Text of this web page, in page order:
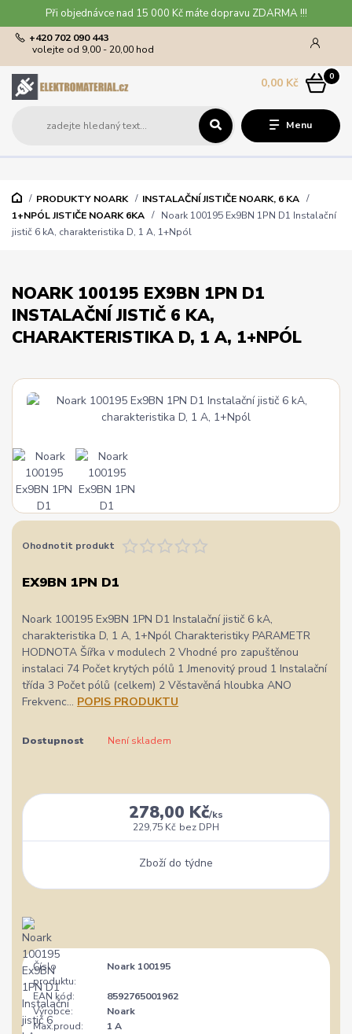
Při objednávce nad 15 000 Kč máte dopravu ZDARMA !!!
Menu
+420 702 090 443
volejte od 9,00 - 20,00 hod
0
0,00 Kč
PRODUKTY NOARK
INSTALAČNÍ JISTIČE NOARK, 6 KA
1+NPÓL JISTIČE NOARK 6KA
Noark 100195 Ex9BN 1PN D1 Instalační
jistič 6 kA, charakteristika D, 1 A, 1+Npól
NOARK 100195 EX9BN 1PN D1
INSTALAČNÍ JISTIČ 6 KA,
CHARAKTERISTIKA D, 1 A, 1+NPÓL
Ohodnotit produkt
EX9BN 1PN D1
Noark 100195 Ex9BN 1PN D1 Instalační jistič 6 kA,
charakteristika D, 1 A, 1+Npól Charakteristiky PARAMETR
HODNOTA Šířka v modulech 2 Vhodné pro zapuštěnou
instalaci 74 Počet krytých pólů 1 Jmenovitý proud 1 Instalační
třída 3 Počet pólů (celkem) 2 Věstavěná hloubka ANO
Frekvenc... POPIS PRODUKTU
Dostupnost Není skladem
278,00 Kč/ks
229,75 Kč bez DPH
Zboží do týdne
Číslo
produktu:
Noark 100195
EAN kód:
8592765001962
Výrobce:
Noark
Max.proud:
1 A